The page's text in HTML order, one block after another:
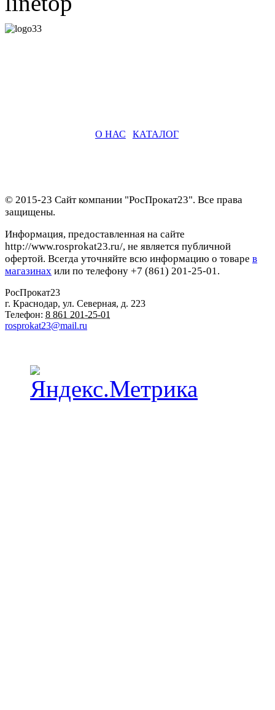
О НАС КАТАЛОГ
© 2015-23 Сайт компании "РосПрокат23". Все права
защищены.
Информация, предоставленная на сайте
http://www.rosprokat23.ru/, не является публичной
офертой. Всегда уточняйте всю информацию о товаре в
магазинах или по телефону +7 (861) 201-25-01.
РосПрокат23
г. Краснодар, ул. Северная, д. 223
Телефон: 8 861 201-25-01
rosprokat23@mail.ru